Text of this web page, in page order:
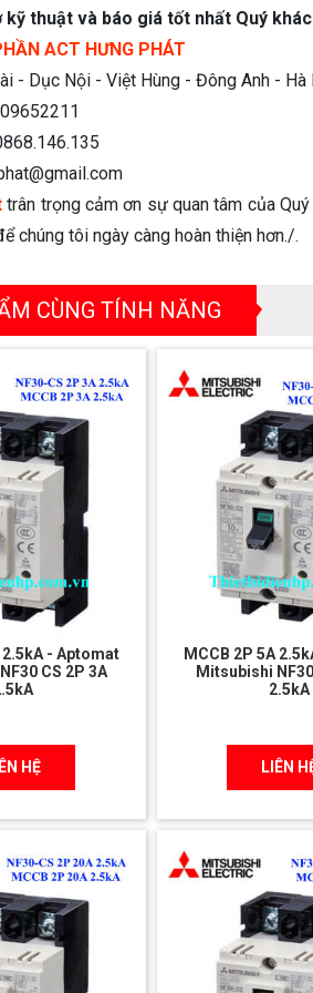
thuật và báo giá tốt nhất Quý
ACT HƯNG PHÁT
- Dục Nội - Việt Hùng - Đông Anh - Hà
trân trọng cảm ơn sự quan tâm của
chúng tôi ngày càng hoàn thiện hơn./.
CÙNG TÍNH NĂNG
2.5kA - Aptomat
CS 2P 3A
HỆ
MCCB 2P 5A
Mitsubishi
2.5kA
LIÊN